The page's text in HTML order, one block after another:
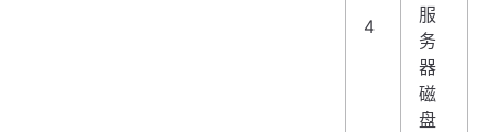
4
服
务
器
磁
盘